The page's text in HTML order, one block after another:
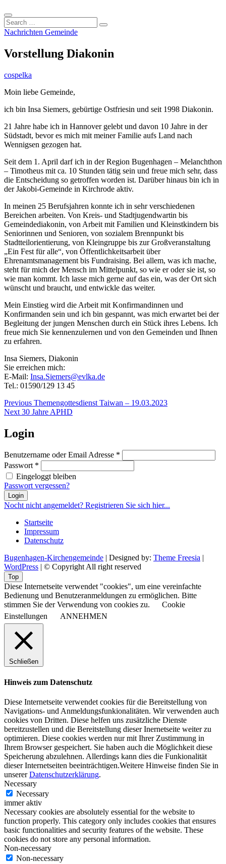
Search
…
Nachrichten Gemeinde
Vorstellung Diakonin
cospelka
Moin liebe Gemeinde,
ich bin Insa Siemers, gebürtige Ostfriesin und seit 1998 Diakonin.
21 Jahre habe ich in Hannover gelebt und davon 10 Jahre in der
Südstadt, bevor es mich mit meiner Familie aufs Land nach
Wennigsen gezogen hat.
Seit dem 1. April darf ich in der Region Bugenhagen – Melanchthon
– Timotheus mit ca. 10 Stunden tätig sein und freue mich sehr, dass
die Entscheidung so getroffen worden ist. Darüber hinaus bin ich in
der Jakobi-Gemeinde in Kirchrode aktiv.
In meinen 25 Berufsjahren konnte ich in sehr verschiedenen
Bereichen arbeiten. Von Kreis- und Stadtjugendwartin bis
Gemeindediakonin, von Arbeit mit Familien und Kleinstkindern bis
Seniorinnen und Senioren, von sozialem Brennpunkt bis
Stadtteilorientierung, von Kleingruppe bis zur Großveranstaltung
„Ein Fest für alle“, von Öffentlichkeitsarbeit über
Ehrenamtsmanagement bis Fundraising. Bei allem, was ich mache,
steht für mich der Mensch im Mittelpunkt, so wie er oder sie ist, so
wie man kommt. Ich lasse mich gerne auf das ein, was der Ort sich
wünscht und braucht, und entwickle das weiter.
Mein Einstieg wird die Arbeit mit Konfirmandinnen und
Konfirmanden sein und ich bin gespannt, was mich erwartet bei der
Begleitung der jungen Menschen durch ein Stück ihres Lebens. Ich
freue mich Sie kennenzulernen und von den Gemeinden und Ihnen
zu erfahren.
Insa Siemers, Diakonin
Sie erreichen mich:
E-Mail: Insa.Siemers@evlka.de
Tel.: 01590/129 13 45
Beitragsnavigation
Previous Previous
post:
Themengottesdienst Taiwan – 19.03.2023
Next Next
30 Jahre APHD
Login
Benutzername oder Email Adresse *
Passwort *
Eingeloggt bleiben
Passwort vergessen?
Login
Nocht nicht angemeldet? Registrieren Sie sich hier...
Startseite
Impressum
Datenschutz
Bugenhagen-Kirchengemeinde | Designed by: Theme Freesia |
WordPress | © Copyright All right reserved
Top
Diese Internetseite verwendet "cookies", um eine vereinfachte
Bedienung und Benutzeranmeldungen zu ermöglichen. Bitte
stimmen Sie der Verwendung von cookies zu.
Cookie
Einstellungen
ANNEHMEN
Schließen
Hinweis zum Datenschutz
Diese Internetseite verwendet cookies für die Bereitstellung von
Navigations- und Anmeldungsfunkionalitäten. Wir verwenden auch
cookies von Dritten. Diese helfen uns zusätzliche Dienste
bereitzustellen und die Bereitstellung dieser Inernetseite weiter zu
optimieren. Diese cookies werden nur mit Ihrer Zustimmung in
Ihrem Browser gespeichert. Sie haben auch die Möglichkeit diese
Speicherung abzulehnen. Allerdings kann dies die Funkionalität
dieser Internetseiten beeinträchtigen.Weitere Hinweise finden Sie in
unsererDatenschutzerklärung.
Necessary
Necessary
immer aktiv
Necessary cookies are absolutely essential for the website to
function properly. This category only includes cookies that ensures
basic functionalities and security features of the website. These
cookies do not store any personal information.
Non-necessary
Non-necessary